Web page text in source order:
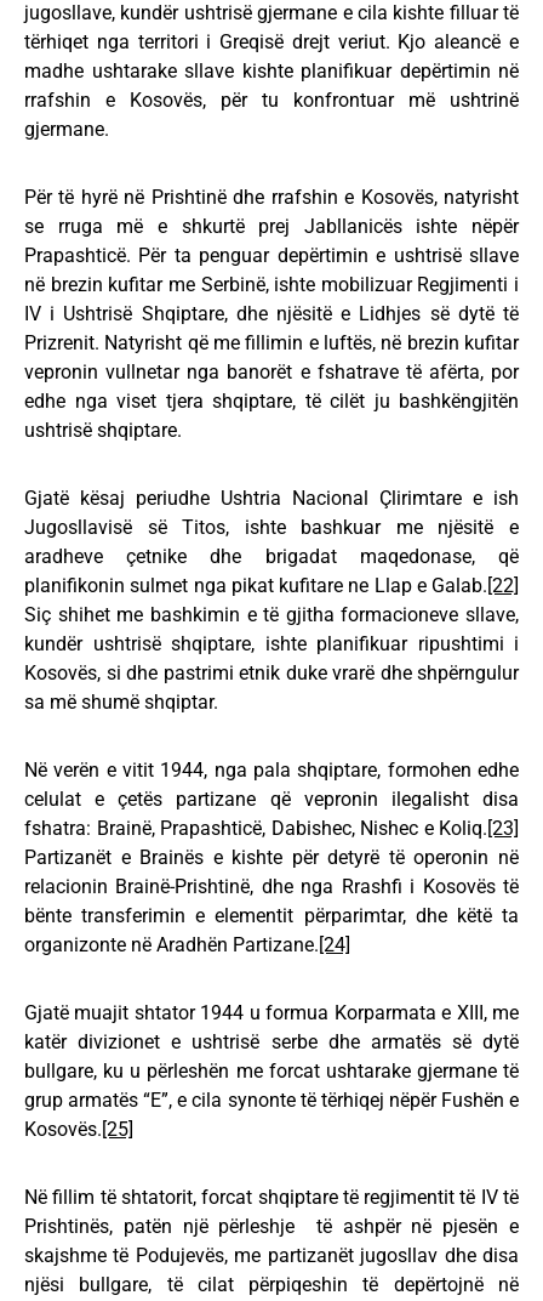
jugosllave, kundër ushtrisë gjermane e cila kishte filluar të
tërhiqet nga territori i Greqisë drejt veriut. Kjo aleancë e
madhe ushtarake sllave kishte planifikuar depërtimin në
rrafshin e Kosovës, për tu konfrontuar më ushtrinë
gjermane.
Për të hyrë në Prishtinë dhe rrafshin e Kosovës, natyrisht
se rruga më e shkurtë prej Jabllanicës ishte nëpër
Prapashticë. Për ta penguar depërtimin e ushtrisë sllave
në brezin kufitar me Serbinë, ishte mobilizuar Regjimenti i
IV i Ushtrisë Shqiptare, dhe njësitë e Lidhjes së dytë të
Prizrenit. Natyrisht që me fillimin e luftës, në brezin kufitar
vepronin vullnetar nga banorët e fshatrave të afërta, por
edhe nga viset tjera shqiptare, të cilët ju bashkëngjitën
ushtrisë shqiptare.
Gjatë kësaj periudhe Ushtria Nacional Çlirimtare e ish
Jugosllavisë së Titos, ishte bashkuar me njësitë e
aradheve çetnike dhe brigadat maqedonase, që
planifikonin sulmet nga pikat kufitare ne Llap e Galab.[22]
Siç shihet me bashkimin e të gjitha formacioneve sllave,
kundër ushtrisë shqiptare, ishte planifikuar ripushtimi i
Kosovës, si dhe pastrimi etnik duke vrarë dhe shpërngulur
sa më shumë shqiptar.
Në verën e vitit 1944, nga pala shqiptare, formohen edhe
celulat e çetës partizane që vepronin ilegalisht disa
fshatra: Brainë, Prapashticë, Dabishec, Nishec e Koliq.[23]
Partizanët e Brainës e kishte për detyrë të operonin në
relacionin Brainë-Prishtinë, dhe nga Rrashfi i Kosovës të
bënte transferimin e elementit përparimtar, dhe këtë ta
organizonte në Aradhën Partizane.[24]
Gjatë muajit shtator 1944 u formua Korparmata e XIII, me
katër divizionet e ushtrisë serbe dhe armatës së dytë
bullgare, ku u përleshën me forcat ushtarake gjermane të
grup armatës “E”, e cila synonte të tërhiqej nëpër Fushën e
Kosovës.[25]
Në fillim të shtatorit, forcat shqiptare të regjimentit të IV të
Prishtinës, patën një përleshje të ashpër në pjesën e
skajshme të Podujevës, me partizanët jugosllav dhe disa
njësi bullgare, të cilat përpiqeshin të depërtojnë në